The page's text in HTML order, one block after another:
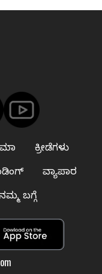
ಕ್ರೀಡೆಗಳು
ವ್ಯಾಪಾರ
ಬಗ್ಗೆ